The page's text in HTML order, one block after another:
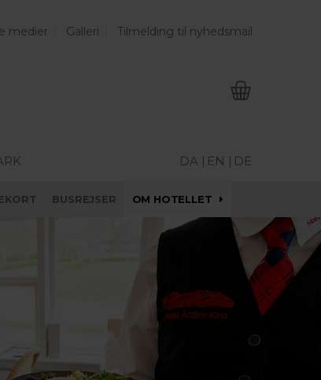
medier Galleri Tilmelding til nyhedsmail
DA | EN | DE
BUSREJSER OM HOTELLET